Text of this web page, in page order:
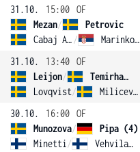
31.10.
15:00 OF
Mezan/
Petrovic
Cabaj Awad / Marinkovic (1)
31.10.
13:40 OF
Leijon/
Temirhanova
Lovqvist/ Milicevic
30.10.
16:00 OF
Munozova/
Pipa (4)
Minetti / Vehvilainen